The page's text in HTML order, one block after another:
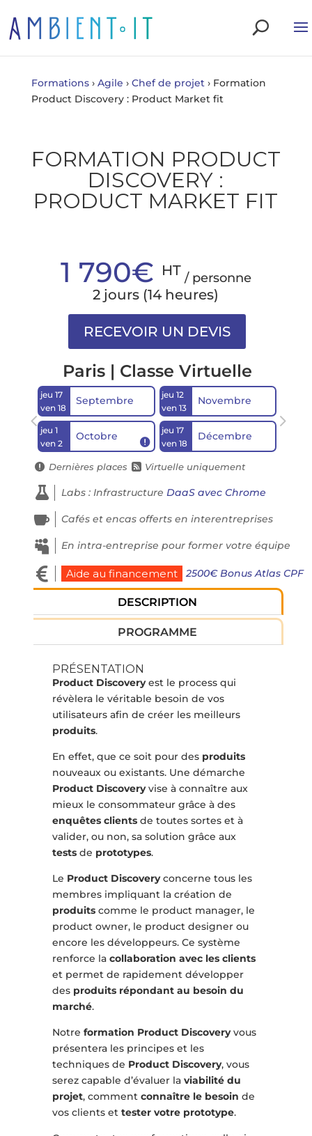
Formations › Agile › Chef de projet › Formation
Product Discovery : Product Market fit
FORMATION PRODUCT
DISCOVERY :
PRODUCT MARKET FIT
1 790€ HT / personne
2 jours (14 heures)
Paris | Classe Virtuelle
jeu 17
ven 18
Septembre
jeu 1
ven 2
Octobre

jeu 12
ven 13
Novembre
jeu 17
ven 18
Décembre
 Dernières places  Virtuelle uniquement
 Labs : Infrastructure DaaS avec Chrome
 Cafés et encas offerts en interentreprises
 En intra-entreprise pour former votre équipe
 Aide au financement 2500€ Bonus Atlas CPF
DESCRIPTION
PROGRAMME
PRÉSENTATION
Product Discoveryest le process qui
révèlera le véritable besoin de vos
utilisateurs afin de créer les meilleurs
produits.
En effet, que ce soit pour des produits
nouveaux ou existants. Une démarche
Product Discoveryvise à connaître aux
mieux le consommateur grâce à des
enquêtes clientsde toutes sortes et à
valider, ou non, sa solution grâce aux
testsde prototypes.
Le Product Discoveryconcerne tous les
membres impliquant la création de
produitscomme le product manager, le
product owner, le product designer ou
encore les développeurs. Ce système
renforce la collaboration avec les clients
et permet de rapidement développer
des produits répondant au besoin du
marché.
Notre formation Product Discoveryvous
présentera les principes et les
techniques de Product Discovery, vous
serez capable d’évaluer la viabilité du
projet, comment connaître le besoin de
vos clients et tester votre prototype.